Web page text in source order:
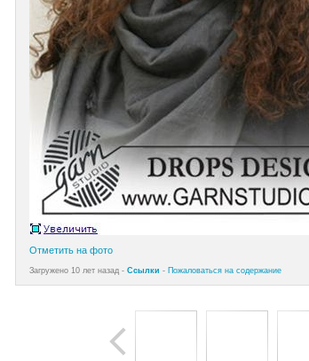
Отметить на фото
Загружено 10 лет назад - Ссылки - Пожаловаться на содержание